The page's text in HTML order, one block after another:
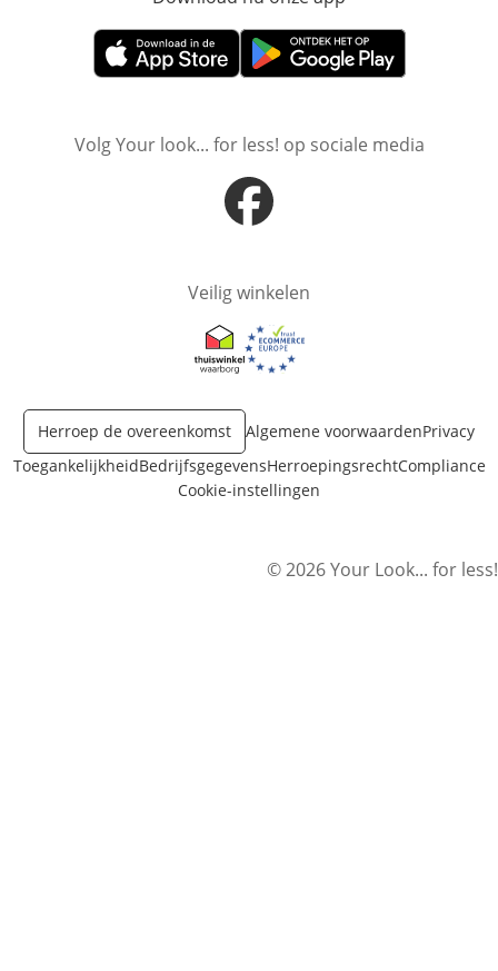
Opent in nieuw vensterOpent in nieuw venster
Volg Your look... for less! op sociale media
Opent in nieuw venster
Veilig winkelen
Opent in nieuw venster
Opent in nieuw venster
Herroep de overeenkomst Algemene voorwaardenPrivacy
ToegankelijkheidBedrijfsgegevensHerroepingsrechtCompliance
Cookie-instellingen
© 2026 Your Look... for less!